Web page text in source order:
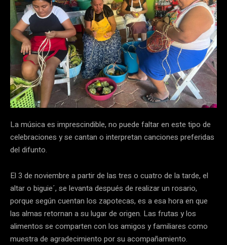
La música es imprescindible, no puede faltar en este tipo de
celebraciones y se cantan o interpretan canciones preferidas
del difunto.
El 3 de noviembre a partir de las tres o cuatro de la tarde, el
altar o biguie´, se levanta después de realizar un rosario,
porque según cuentan los zapotecas, es a esa hora en que
las almas retornan a su lugar de origen. Las frutas y los
alimentos se comparten con los amigos y familiares como
muestra de agradecimiento por su acompañamiento.